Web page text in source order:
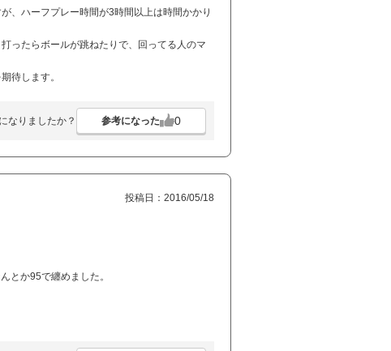
、ハーフプレー時間が3時間以上は時間かかり
ったらボールが跳ねたりで、回ってる人のマ
待します。
なりましたか？ 参考になった 0
投稿日：2016/05/18
とか95で纏めました。